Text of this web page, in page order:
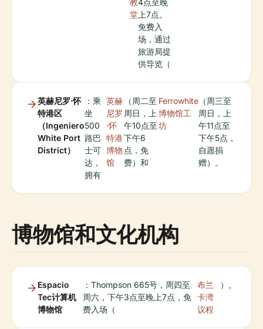
教
堂
4点至晚
上7点。
免费入
场，通过
旅游局提
供导览（
英赫尼罗·怀
特港区
（Ingeniero
White Port
District）
：乘
坐
500
路巴
士可
达，
拥有
英赫
尼罗
·怀
特港
博物
馆
（周二至
周日，上
午10点至
下午6
点，免
费）和
Ferrowhite
博物馆工
坊
（周三至
周日，上
午11点至
下午5点，
自愿捐
赠）。
博物馆和文化机构
Espacio
Tec计算机
博物馆
：Thompson 665号，周四至
周六，下午3点至晚上7点，免
费入场（
布兰
卡湾
议程
）。